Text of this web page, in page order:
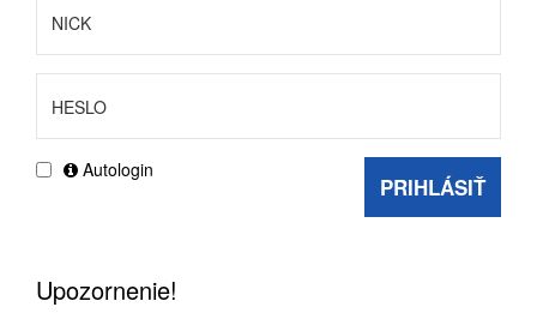
Autologin
PRIHLÁSIŤ
Upozornenie!